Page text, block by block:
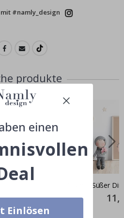
#namly_design
produkte
Poster - Süßer
Price
einen
Einlösen